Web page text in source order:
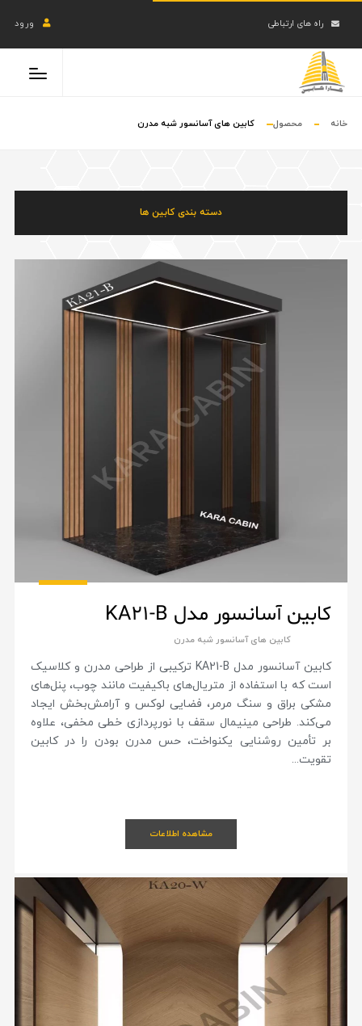
راه های ارتباطی ورود
خانه محصول کابین های آسانسور شبه مدرن
دسته بندی کابین ها
کابین آسانسور مدل KA21-B
کابین های آسانسور شبه مدرن
کابین آسانسور مدل KA21-B ترکیبی از طراحی مدرن و کلاسیک
است که با استفاده از متریال‌های باکیفیت مانند چوب، پنل‌های
مشکی براق و سنگ مرمر، فضایی لوکس و آرامش‌بخش ایجاد
می‌کند. طراحی مینیمال سقف با نورپردازی خطی مخفی، علاوه
بر تأمین روشنایی یکنواخت، حس مدرن بودن را در کابین
تقویت...
مشاهده اطلاعات